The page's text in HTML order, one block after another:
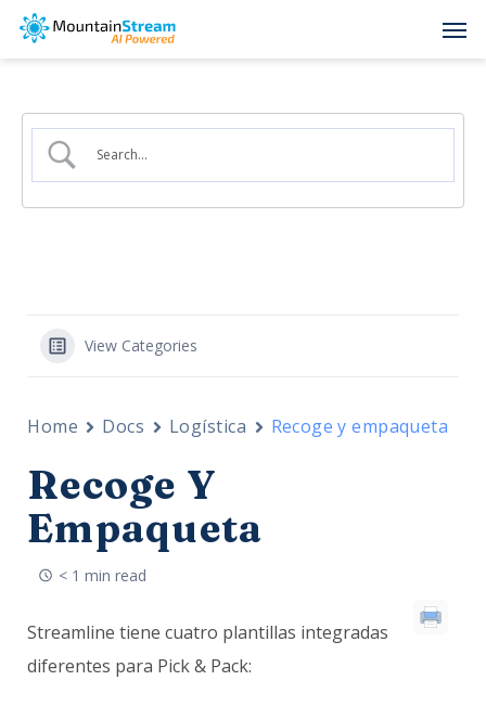
Skip
content
View Categories
Home Docs Logística Recoge y empaqueta
Recoge Y
Empaqueta
< 1 min read
Streamline tiene cuatro plantillas integradas
diferentes para Pick & Pack: